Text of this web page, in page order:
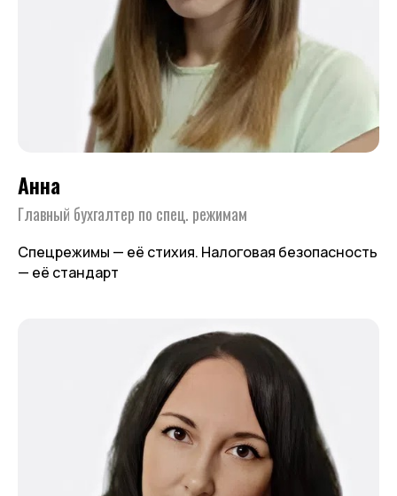
Анна
Главный бухгалтер по спец. режимам
Спецрежимы — её стихия. Налоговая безопасность
— её стандарт